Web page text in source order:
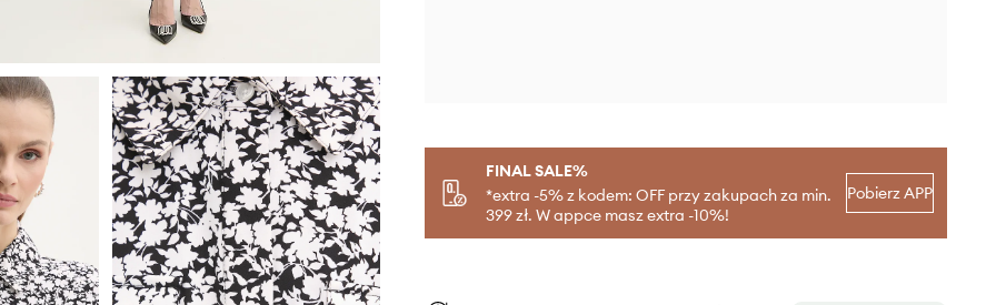
FINAL SALE%
*extra -5% z kodem: OFF przy zakupach za min.
399 zł. W appce masz extra -10%!
Pobierz APP